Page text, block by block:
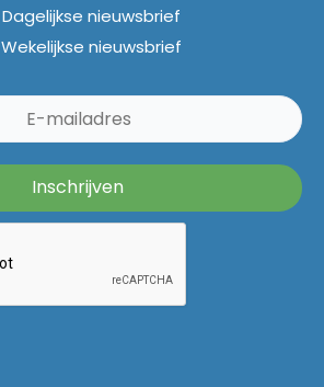
Dagelijkse nieuwsbrief
Wekelijkse nieuwsbrief